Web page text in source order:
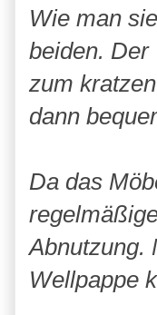
Wie man
beiden. Der
zum
dann
Da das
Abnutzung.
Wellpappe